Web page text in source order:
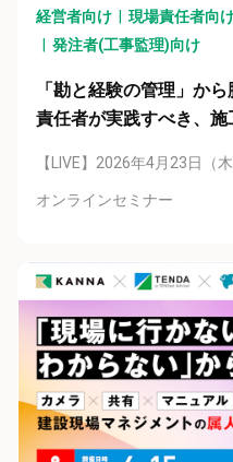
経営者向け 現場責任者向
発注者(工事監理)向け
「勘と経験の管理」か
責任者が実践すべき、施
【LIVE】2026年4月23日（
オンラインセミナー